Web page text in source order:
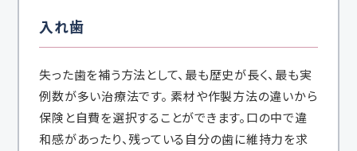
入れ歯
失った歯を補う方法として、最も歴史が長く、最も実
例数が多い治療法です。 素材や作製方法の違いから
保険と自費を選択することができます。口の中で違
和感があったり、残っている自分の歯に維持力を求